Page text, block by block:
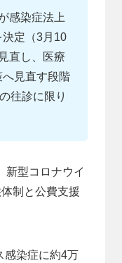
感染症法上
定（3月10
直し、医療
見直す段階
往診に限り
新型コロナウイ
制と公費支援
感染症に約4万